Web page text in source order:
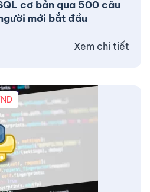
cơ bản qua 500 câu
mới bắt đầu
Xem chi tiết